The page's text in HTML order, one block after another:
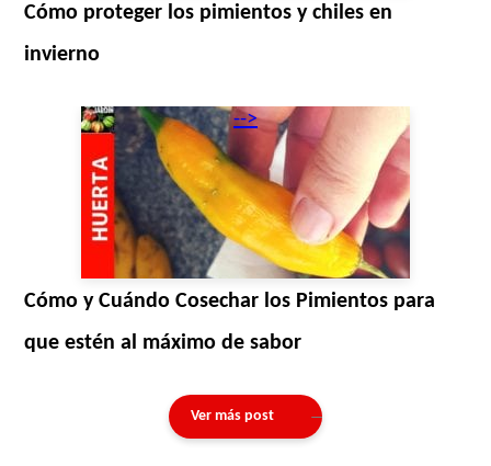
Cómo proteger los pimientos y chiles en
invierno
-->
Cómo y Cuándo Cosechar los Pimientos para
que estén al máximo de sabor
Ver más post